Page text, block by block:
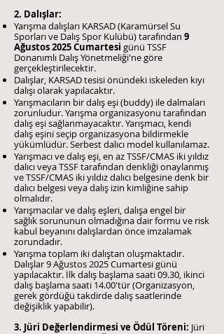
2. Dalışlar:
​Yarışma dalışları KARSAD (Karamürsel Su
Sporları ve Dalış Spor Kulübü) tarafından 9
Ağustos 2025 Cumartesi günü TSSF
Donanımlı Dalış Yönetmeliği'ne göre
gerçekleştirilecektir.
Dalışlar, KARSAD tesisi önündeki iskeleden kıyı
dalışı olarak yapılacaktır.
Yarışmacıların bir dalış eşi (buddy) ile dalmaları
zorunludur. Yarışma organizasyonu tarafından
dalış eşi sağlanmayacaktır. Yarışmacı, kendi
dalış eşini seçip organizasyona bildirmekle
yükümlüdür. Serbest dalıcı model kullanılamaz.
Yarışmacı ve dalış eşi, en az TSSF/CMAS iki yıldız
dalıcı veya TSSF tarafından denkliği onaylanmış
ve TSSF/CMAS iki yıldız dalıcı belgesine denk bir
dalıcı belgesi veya dalış izin kimliğine sahip
olmalıdır.
Yarışmacılar ve dalış eşleri, dalışa engel bir
sağlık sorununun olmadığına dair formu ve risk
kabul beyanını dalışlardan önce imzalamak
zorundadır.
Yarışma toplam iki dalıştan oluşmaktadır.
Dalışlar 9 Ağustos 2025 Cumartesi günü
yapılacaktır. İlk dalış başlama saati 09.30, ikinci
dalış başlama saati 14.00'tür (Organizasyon,
gerek gördüğü takdirde dalış saatlerinde
değişiklik yapabilir).
3. Jüri Değerlendirmesi ve Ödül Töreni: Jüri